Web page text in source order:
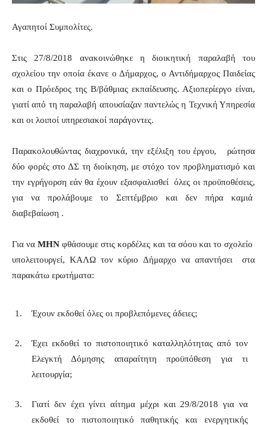
Αγαπητοί Συμπολίτες.
Στις 27/8/2018 ανακοινώθηκε η διοικητική παραλαβή του
σχολείου την οποία έκανε ο Δήμαρχος, ο Αντιδήμαρχος Παιδείας
και ο Πρόεδρος της Β/βάθμιας εκπαίδευσης. Αξιοπερίεργο είναι,
γιατί από τη παραλαβή απουσίαζαν παντελώς η Τεχνική Υπηρεσία
και οι λοιποί υπηρεσιακοί παράγοντες.
Παρακολουθώντας διαχρονικά, την εξέλιξη του έργου, ρώτησα
δύο φορές στο ΔΣ τη διοίκηση, με στόχο τον προβληματισμό και
την εγρήγορση εάν θα έχουν εξασφαλισθεί όλες οι προϋποθέσεις,
για να προλάβουμε το Σεπτέμβριο και δεν πήρα καμιά
διαβεβαίωση .
Για ναΜΗΝφθάσουμε στις κορδέλες και τα σόου και το σχολείο
υπολειτουργεί, ΚΑΛΩ τον κύριο Δήμαρχο να απαντήσει στα
παρακάτω ερωτήματα:
Έχουν εκδοθεί όλες οι προβλεπόμενες άδειες;
Έχει εκδοθεί το πιστοποιητικό καταλληλότητας από τον
Ελεγκτή Δόμησης απαραίτητη προϋπόθεση για τι
λειτουργία;
Γιατί δεν έχει γίνει αίτημα μέχρι και 29/8/2018 για να
εκδοθεί το πιστοποιητικό παθητικής και ενεργητικής